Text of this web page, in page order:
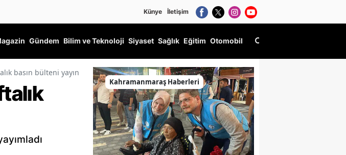
Künye İletişim
Gündem Bilim ve Teknoloji Siyaset Sağlık Eğitim Otomobil
basın bülteni yayınlandı
Kahramanmaraş Haberleri